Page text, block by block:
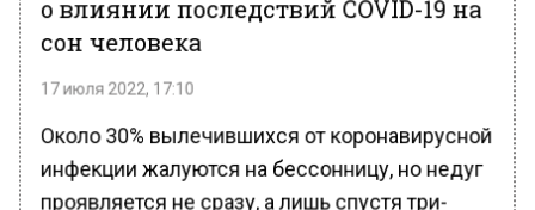
сон человека
17 июля 2022, 17:10
Около 30% вылечившихся от коронавирусной
инфекции жалуются на бессонницу, но недуг
проявляется не сразу, а лишь спустя три-